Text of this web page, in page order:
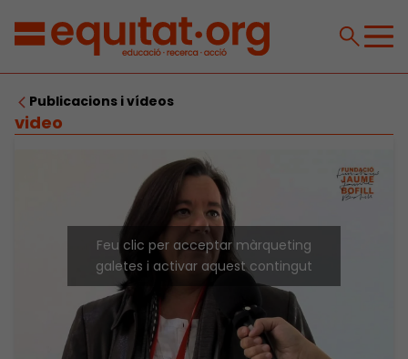
Publicacions i vídeos
video
Feu clic per acceptar màrqueting
galetes i activar aquest contingut